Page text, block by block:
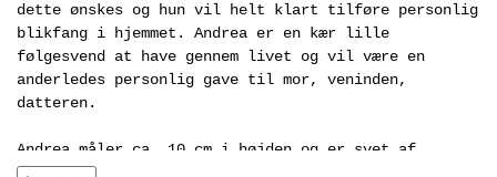
dette ønskes og hun vil helt klart tilføre personlig
blikfang i hjemmet. Andrea er en kær lille
følgesvend at have gennem livet og vil være en
anderledes personlig gave til mor, veninden,
datteren.
Andrea måler ca. 10 cm i højden og er syet af
genbrugs tekstiler fra aflagt tøj og andre